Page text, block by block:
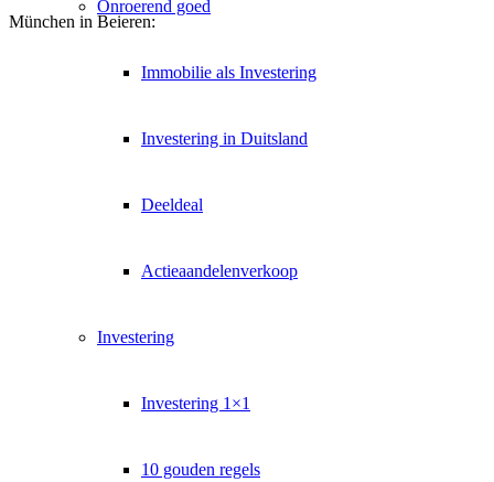
Onroerend goed
Immobilie als Investering
Investering in Duitsland
Deeldeal
Actieaandelenverkoop
Investering
Investering 1×1
10 gouden regels
München in Beieren: